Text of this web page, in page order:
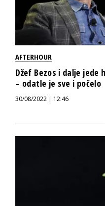
AFTERHOUR
Džef Bezos i dalje jede
– odatle je sve i počelo
30/08/2022 | 12:46